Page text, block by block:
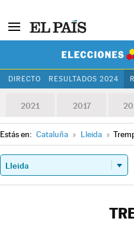
DIRECTO RESULTADOS 2024
2021 2017
Estás en: Cataluña » Lleida »